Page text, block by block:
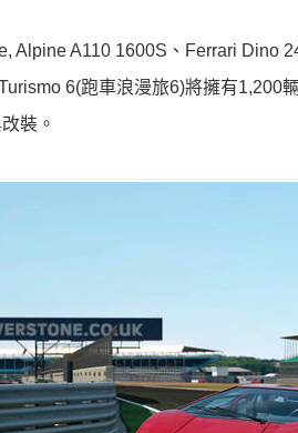
Alpine A110 1600S、Ferrari Dino
6(跑車浪漫旅6)將擁有1,200
裝。